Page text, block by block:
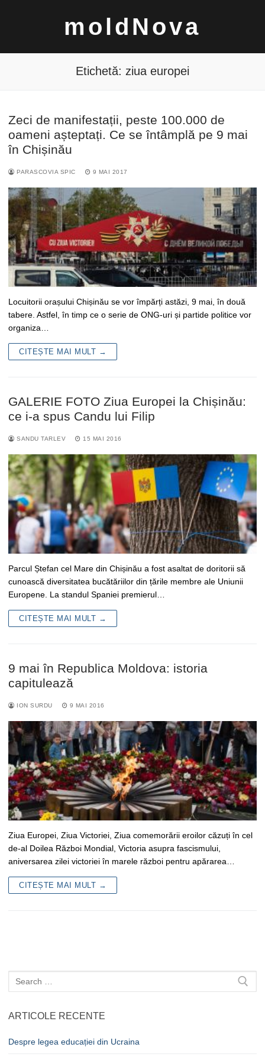
moldNova
Caută
după:
Etichetă: ziua europei
Zeci de manifestații, peste 100.000 de
oameni așteptați. Ce se întâmplă pe 9 mai
în Chișinău
PARASCOVIA SPIC 9 MAI 2017
Locuitorii orașului Chișinău se vor împărți astăzi, 9 mai, în două
tabere. Astfel, în timp ce o serie de ONG-uri și partide politice vor
organiza…
CITEȘTE MAI MULT →
GALERIE FOTO Ziua Europei la Chișinău:
ce i-a spus Candu lui Filip
SANDU TARLEV 15 MAI 2016
Parcul Ștefan cel Mare din Chișinău a fost asaltat de doritorii să
cunoască diversitatea bucătăriilor din țările membre ale Uniunii
Europene. La standul Spaniei premierul…
CITEȘTE MAI MULT →
9 mai în Republica Moldova: istoria
capitulează
ION SURDU 9 MAI 2016
Ziua Europei, Ziua Victoriei, Ziua comemorării eroilor căzuți în cel
de-al Doilea Război Mondial, Victoria asupra fascismului,
aniversarea zilei victoriei în marele război pentru apărarea…
CITEȘTE MAI MULT →
Caută
după:
ARTICOLE RECENTE
Despre legea educației din Ucraina